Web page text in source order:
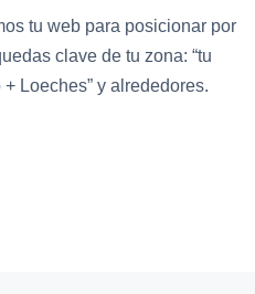
tu web para posicionar por
clave de tu zona: “tu
Loeches” y alrededores.